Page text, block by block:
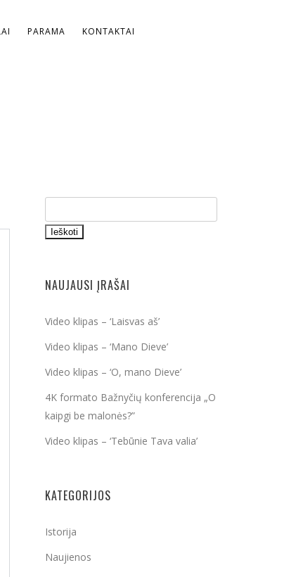
PARAMA KONTAKTAI
Ieškoti
NAUJAUSI ĮRAŠAI
Video klipas – ‘Laisvas aš’
Video klipas – ‘Mano Dieve’
Video klipas – ‘O, mano Dieve’
4K formato Bažnyčių konferencija „O
kaipgi be malonės?”
Video klipas – ‘Tebūnie Tava valia’
KATEGORIJOS
Istorija
Naujienos